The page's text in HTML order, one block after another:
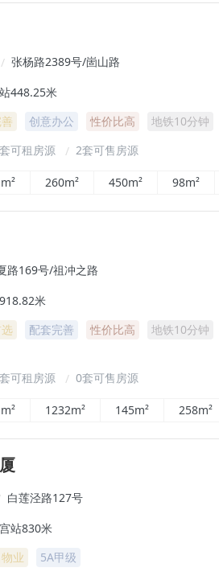
/ 张杨路2389号/崮山路
448.25米
创意办公 性价比高
地铁10分钟
可租房源 / 2套可售房源
260m² 450m² 98m²
路169号/祖冲之路
米
配套完善 性价比高 地铁10分钟
可租房源 / 0套可售房源
1232m² 145m² 258m²
白莲泾路127号
站830米
业
5A甲级